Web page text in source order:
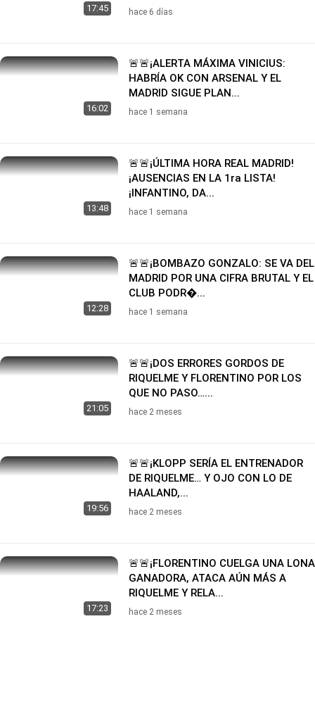
17:45 hace 6 días
16:02
🚨🚨¡ALERTA MÁXIMA VINICIUS:
HABRÍA OK CON ARSENAL Y EL
MADRID SIGUE PLAN...
hace 1 semana
13:48
🚨🚨¡ÚLTIMA HORA REAL MADRID!
¡AUSENCIAS EN LA 1ra LISTA!
¡INFANTINO, DA...
hace 1 semana
12:28
🚨🚨¡BOMBAZO GONZALO: SE VA DEL
MADRID POR UNA CIFRA BRUTAL Y EL
CLUB PODR�...
hace 1 semana
21:05
🚨🚨¡DOS ERRORES GORDOS DE
RIQUELME Y FLORENTINO POR LOS
QUE NO PASO…...
hace 2 meses
19:56
🚨🚨¡KLOPP SERÍA EL ENTRENADOR
DE RIQUELME… Y OJO CON LO DE
HAALAND,...
hace 2 meses
17:23
🚨🚨¡FLORENTINO CUELGA UNA LONA
GANADORA, ATACA AÚN MÁS A
RIQUELME Y RELA...
hace 2 meses